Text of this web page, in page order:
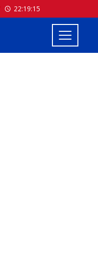
22:19:15